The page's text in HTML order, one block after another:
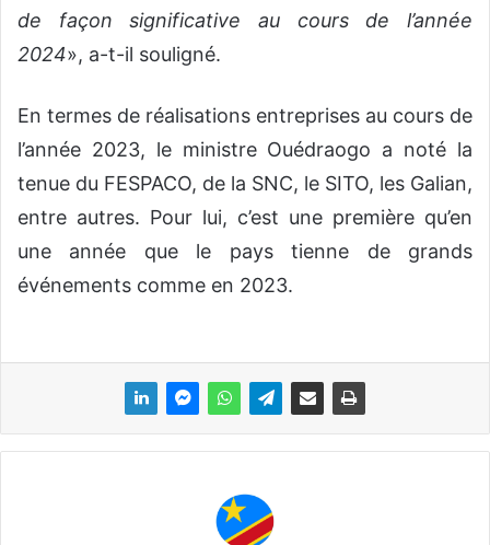
de façon significative au cours de l’année
2024», a-t-il souligné.
En termes de réalisations entreprises au cours de
l’année 2023, le ministre Ouédraogo a noté la
tenue du FESPACO, de la SNC, le SITO, les Galian,
entre autres. Pour lui, c’est une première qu’en
une année que le pays tienne de grands
événements comme en 2023.